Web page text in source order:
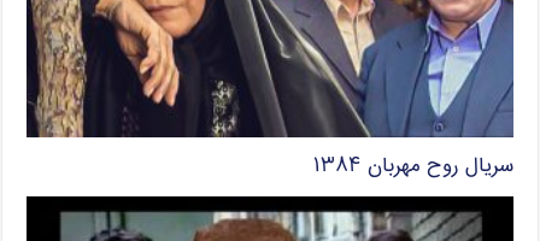
سریال روح مهربان ۱۳۸۴